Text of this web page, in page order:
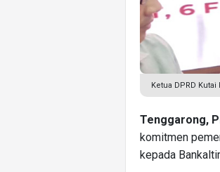
Ketua DPRD
Tenggarong,
komitmen
kepada